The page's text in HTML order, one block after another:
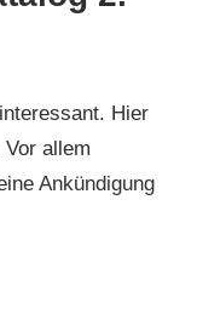
Hier
allem
Ankündigung